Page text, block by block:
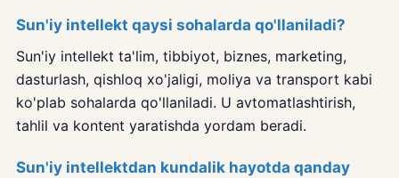
Sun'iy intellekt qaysi sohalarda qo'llaniladi?
Sun'iy intellekt ta'lim, tibbiyot, biznes, marketing,
dasturlash, qishloq xo'jaligi, moliya va transport kabi
ko'plab sohalarda qo'llaniladi. U avtomatlashtirish,
tahlil va kontent yaratishda yordam beradi.
Sun'iy intellektdan kundalik hayotda qanday